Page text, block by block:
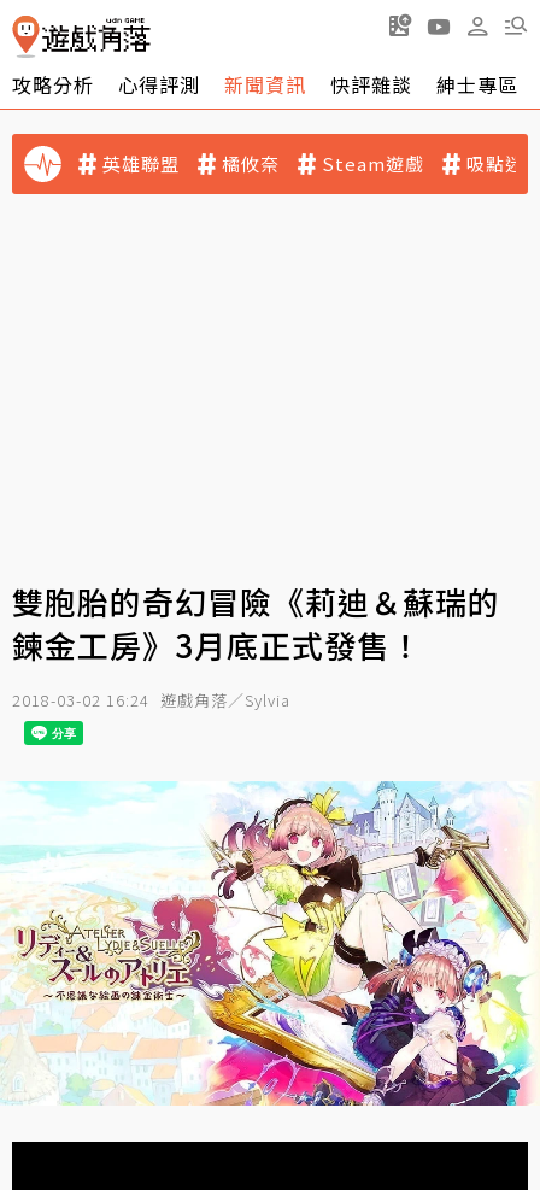
攻略分析 心得評測 新聞資訊 快評雜談 紳士專區
英雄聯盟 橘攸奈 Steam遊戲 吸點迷
雙胞胎的奇幻冒險《莉迪＆蘇瑞的
鍊金工房》3月底正式發售！
2018-03-02 16:24 遊戲角落／Sylvia